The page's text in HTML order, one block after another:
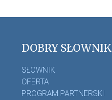
DOBRY SŁOWNIK
SŁOWNIK
OFERTA
PROGRAM PARTNERSKI